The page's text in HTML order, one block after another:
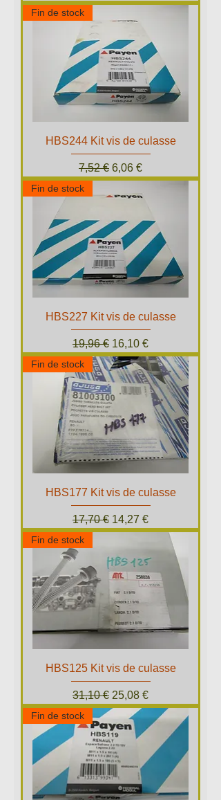
Fin de stock
HBS244 Kit vis de culasse
Prix original
7,52 € Prix promotionnel
6,06 €
Fin de stock
HBS227 Kit vis de culasse
Prix original
19,96 € Prix promotionnel
16,10 €
Fin de stock
HBS177 Kit vis de culasse
Prix original
17,70 € Prix promotionnel
14,27 €
Fin de stock
HBS125 Kit vis de culasse
Prix original
31,10 € Prix promotionnel
25,08 €
Fin de stock